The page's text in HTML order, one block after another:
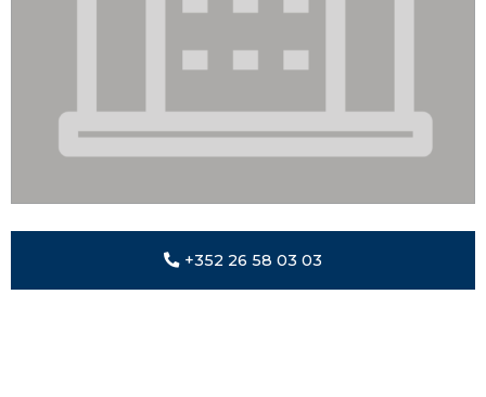
+352 26 58 03 03